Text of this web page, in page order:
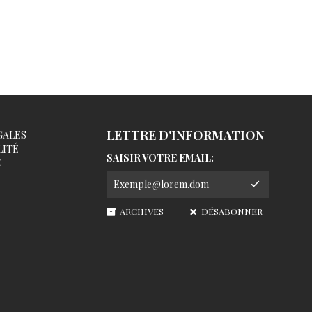
LETTRE D'INFORMATION
SAISIR VOTRE EMAIL:
ARCHIVES DÉSABONNER